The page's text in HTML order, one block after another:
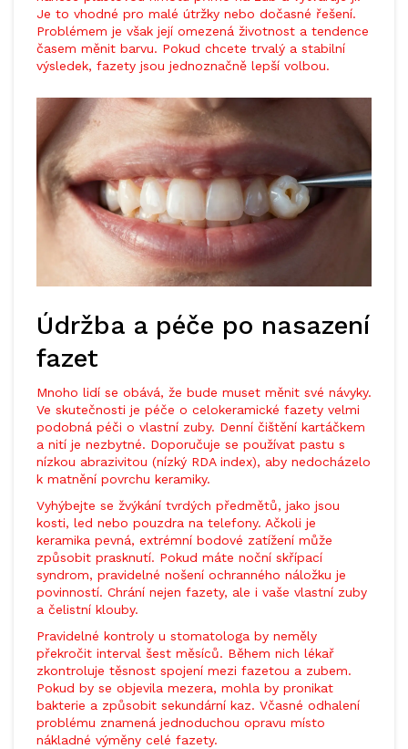
Je to vhodné pro malé útržky nebo dočasné řešení.
Problémem je však její omezená životnost a tendence
časem měnit barvu. Pokud chcete trvalý a stabilní
výsledek, fazety jsou jednoznačně lepší volbou.
Údržba a péče po nasazení
fazet
Mnoho lidí se obává, že bude muset měnit své návyky.
Ve skutečnosti je péče o celokeramické fazety velmi
podobná péči o vlastní zuby. Denní čištění kartáčkem
a nití je nezbytné. Doporučuje se používat pastu s
nízkou abrazivitou (nízký RDA index), aby nedocházelo
k matnění povrchu keramiky.
Vyhýbejte se žvýkání tvrdých předmětů, jako jsou
kosti, led nebo pouzdra na telefony. Ačkoli je
keramika pevná, extrémní bodové zatížení může
způsobit prasknutí. Pokud máte noční skřípací
syndrom, pravidelné nošení ochranného náložku je
povinností. Chrání nejen fazety, ale i vaše vlastní zuby
a čelistní klouby.
Pravidelné kontroly u stomatologa by neměly
překročit interval šest měsíců. Během nich lékař
zkontroluje těsnost spojení mezi fazetou a zubem.
Pokud by se objevila mezera, mohla by pronikat
bakterie a způsobit sekundární kaz. Včasné odhalení
problému znamená jednoduchou opravu místo
nákladné výměny celé fazety.